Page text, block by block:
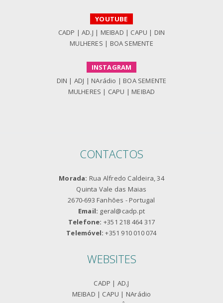
YOUTUBE
CADP |AD.J | MEIBAD | CAPU | DIN
MULHERES | BOA SEMENTE
INSTAGRAM
DIN | ADJ | NArádio | BOA SEMENTE
MULHERES | CAPU | MEIBAD
CONTACTOS
Morada: Rua Alfredo Caldeira, 34
Quinta Vale das Maias
2670-693 Fanhões - Portugal
Email: geral@cadp.pt
Telefone: +351 218 464 317
Telemóvel: +351 910 010 074
WEBSITES
CADP | AD.J
MEIBAD | CAPU | NArádio